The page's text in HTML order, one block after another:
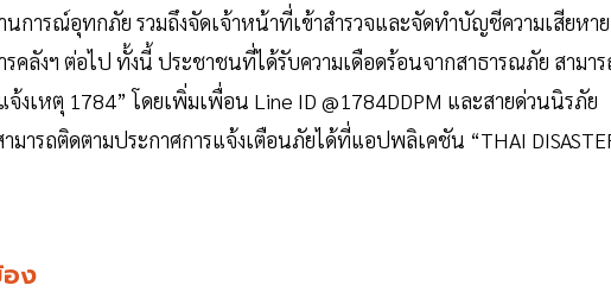
การณ์อุทกภัย รวมถึงจัดเจ้าหน้าที่เข้าสำรวจและจัดทำบัญชีความเสียหาย
คลังฯ ต่อไป ทั้งนี้ ประชาชนที่ได้รับความเดือดร้อนจากสาธารณภัย สามา
งเหตุ 1784” โดยเพิ่มเพื่อน Line ID @1784DDPM และสายด่วนนิรภัย
ารถติดตามประกาศการแจ้งเตือนภัยได้ที่แอปพลิเคชัน “THAI
ง